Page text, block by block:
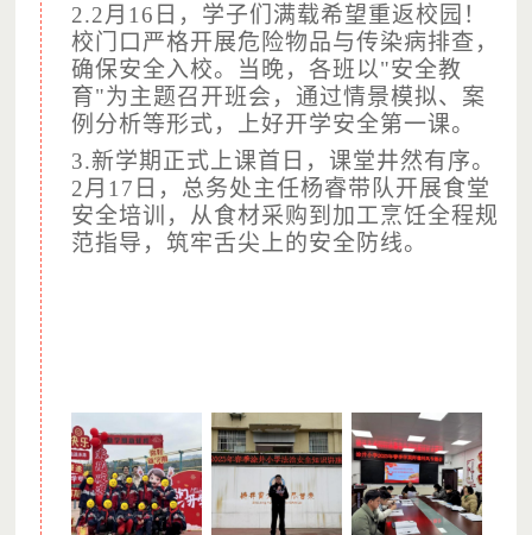
（图片摄于：新田苦志育才学校，已获得授权）
孩子们在菜地里耕种采摘参加劳作。
（图片摄于：新田苦志育才学校，已获得授权）
2.2月16日，学子们满载希望重返校园！
校门口严格开展危险物品与传染病排查，
确保安全入校。当晚，各班以"安全教
育"为主题召开班会，通过情景模拟、案
例分析等形式，上好开学安全第一课。
3.新学期正式上课首日，课堂井然有序。
2月17日，总务处主任杨睿带队开展食堂
安全培训，从食材采购到加工烹饪全程规
范指导，筑牢舌尖上的安全防线。